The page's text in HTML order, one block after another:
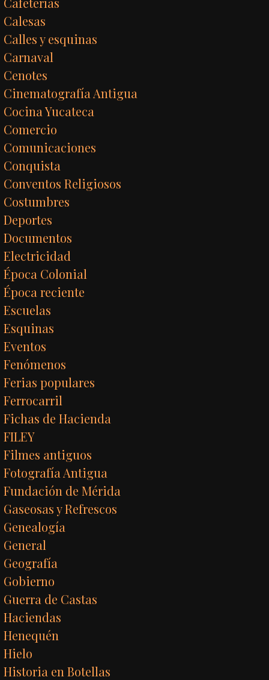
Calesas
Calles y esquinas
Carnaval
Cenotes
Cinematografía Antigua
Cocina Yucateca
Comercio
Comunicaciones
Conquista
Conventos Religiosos
Costumbres
Deportes
Documentos
Electricidad
Época Colonial
Época reciente
Escuelas
Esquinas
Eventos
Fenómenos
Ferias populares
Ferrocarril
Fichas de Hacienda
FILEY
Filmes antiguos
Fotografía Antigua
Fundación de Mérida
Gaseosas y Refrescos
Genealogía
General
Geografía
Gobierno
Guerra de Castas
Haciendas
Henequén
Hielo
Historia en Botellas